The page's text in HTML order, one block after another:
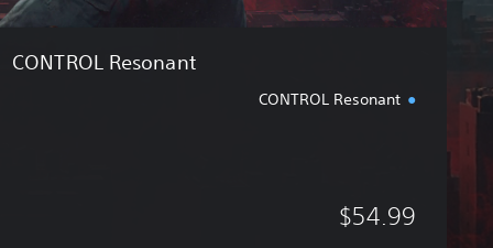
CONTROL Resonant
CONTROL Resonant
$54.99